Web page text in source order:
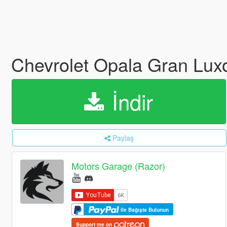
Chevrolet Opala Gran
İndir
Paylaş
Motors Garage (Razor)
ile Bağışta Bulunun
Support me on